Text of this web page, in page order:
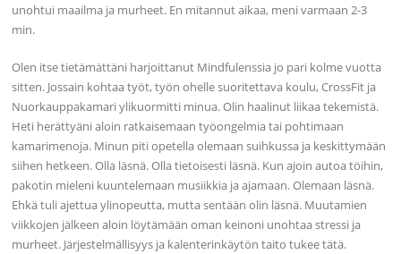
unohtui maailma ja murheet. En mitannut aikaa, meni varmaan 2-3
min.
Olen itse tietämättäni harjoittanut Mindfulenssia jo pari kolme vuotta
sitten. Jossain kohtaa työt, työn ohelle suoritettava koulu, CrossFit ja
Nuorkauppakamari ylikuormitti minua. Olin haalinut liikaa tekemistä.
Heti herättyäni aloin ratkaisemaan työongelmia tai pohtimaan
kamarimenoja. Minun piti opetella olemaan suihkussa ja keskittymään
siihen hetkeen. Olla läsnä. Olla tietoisesti läsnä. Kun ajoin autoa töihin,
pakotin mieleni kuuntelemaan musiikkia ja ajamaan. Olemaan läsnä.
Ehkä tuli ajettua ylinopeutta, mutta sentään olin läsnä. Muutamien
viikkojen jälkeen aloin löytämään oman keinoni unohtaa stressi ja
murheet. Järjestelmällisyys ja kalenterinkäytön taito tukee tätä.